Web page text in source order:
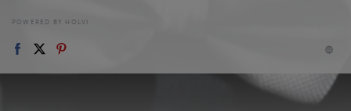
POWERED BY HOLVI